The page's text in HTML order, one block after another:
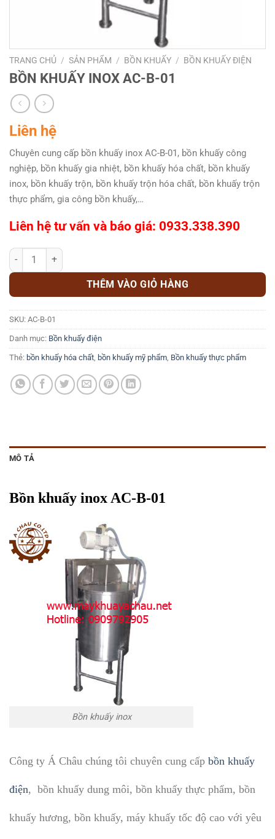
TRANG CHỦ / SẢN PHẨM / BỒN KHUẤY / BỒN KHUẤY ĐIỆN
BỒN KHUẤY INOX AC-B-01
Liên hệ
Chuyên cung cấp bồn khuấy inox AC-B-01, bồn khuấy công
nghiệp, bồn khuấy gia nhiệt, bồn khuấy hóa chất, bồn khuấy
inox, bồn khuấy trộn, bồn khuấy trộn hóa chất, bồn khuấy trộn
thực phẩm, gia công bồn khuấy,…
Liên hệ tư vấn và báo giá: 0933.338.390
BỒN KHUẤY INOX AC-B-01 số lượng
THÊM VÀO GIỎ HÀNG
SKU: AC-B-01
Danh mục: Bồn khuấy điện
Thẻ: bồn khuấy hóa chất bồn khuấy mỹ phẩm Bồn khuấy thực phẩm
MÔ TẢ
Bồn khuấy inox AC-B-01
Bồn khuấy inox
Công ty Á Châu chúng tôi chuyên cung cấp bồn khuấy
điện, bồn khuấy dung môi, bồn khuấy thực phẩm, bồn
khuấy hương, bồn khuấy, máy khuấy tốc độ cao với yêu